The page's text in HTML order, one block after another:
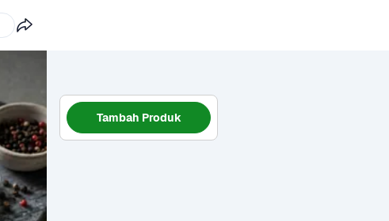
Tambah Produk